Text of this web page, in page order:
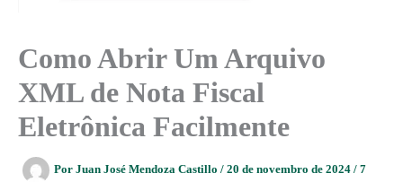
Como Abrir Um Arquivo
XML de Nota Fiscal
Eletrônica Facilmente
Por Juan José Mendoza Castillo / 20 de novembro de 2024 / 7